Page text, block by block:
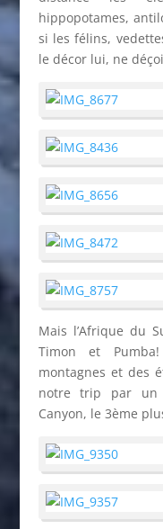
hippopotames,
si les félins,
le décor lui, ne
Mais l’Afrique du
Timon et
montagnes et des
notre trip par un
Canyon, le 3ème